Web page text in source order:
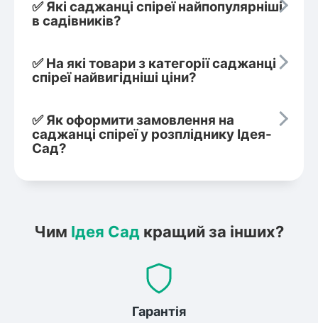
✅ Які саджанці спіреї найпопулярніші
в садівників?
✅ На які товари з категорії саджанці
спіреї найвигідніші ціни?
✅ Як оформити замовлення на
саджанці спіреї у розпліднику Ідея-
Сад?
Чим Ідея Сад кращий за інших?
Гарантія